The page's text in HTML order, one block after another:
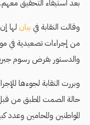
بعد استيفاء التحقيق معهم.
وقالت النقابة في بيان لها
من إجراءات تصعيدية في
والدستور بفرض رسوم
وبررت النقابة لجوءها
حالة الصمت المطبق من
المواطنين والمحامين